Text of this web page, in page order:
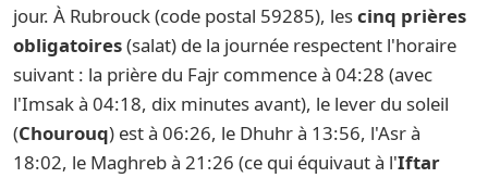
jour. À Rubrouck (code postal 59285), lescinq prières
obligatoires(salat) de la journée respectent l'horaire
suivant : la prière du Fajr commence à 04:28 (avec
l'Imsak à 04:18, dix minutes avant), le lever du soleil
(Chourouq) est à 06:26, le Dhuhr à 13:56, l'Asr à
18:02, le Maghreb à 21:26 (ce qui équivaut à l'Iftar